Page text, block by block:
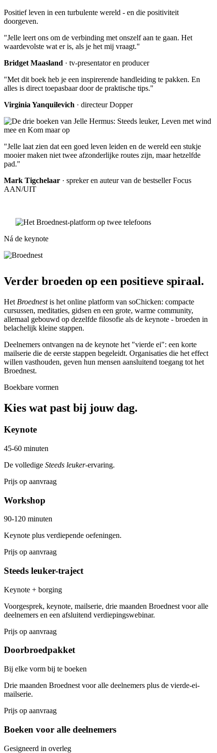
Positief leven in een turbulente wereld - en die positiviteit
doorgeven.
"Jelle leert ons om de verbinding met onszelf aan te gaan. Het
waardevolste wat er is, als je het mij vraagt."
Bridget Maasland · tv-presentator en producer
"Met dit boek heb je een inspirerende handleiding te pakken. En
alles is direct toepasbaar door de praktische tips."
Virginia Yanquilevich · directeur Dopper
"Jelle laat zien dat een goed leven leiden en de wereld een stukje
mooier maken niet twee afzonderlijke routes zijn, maar hetzelfde
pad."
Mark Tigchelaar · spreker en auteur van de bestseller Focus
AAN/UIT
Ná de keynote
Verder broeden op een positieve spiraal.
Het Broednestis het online platform van soChicken: compacte
cursussen, meditaties, gidsen en een grote, warme community,
allemaal gebouwd op dezelfde filosofie als de keynote - broeden in
belachelijk kleine stappen.
Deelnemers ontvangen na de keynote het "vierde ei": een korte
mailserie die de eerste stappen begeleidt. Organisaties die het effect
willen vasthouden, geven hun mensen aansluitend toegang tot het
Broednest.
Boekbare vormen
Kies wat past bij jouw dag.
Keynote
45-60 minuten
De volledige Steeds leuker-ervaring.
Prijs op aanvraag
Workshop
90-120 minuten
Keynote plus verdiepende oefeningen.
Prijs op aanvraag
Steeds leuker-traject
Keynote + borging
Voorgesprek, keynote, mailserie, drie maanden Broednest voor alle
deelnemers en een afsluitend verdiepingswebinar.
Prijs op aanvraag
Doorbroedpakket
Bij elke vorm bij te boeken
Drie maanden Broednest voor alle deelnemers plus de vierde-ei-
mailserie.
Prijs op aanvraag
Boeken voor alle deelnemers
Gesigneerd in overleg